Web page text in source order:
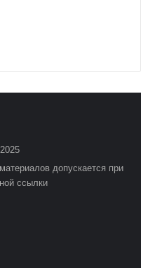
допускается при
ссылки